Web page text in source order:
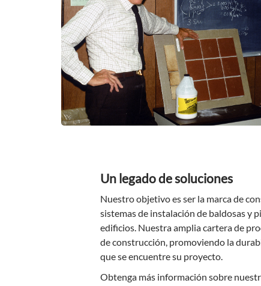
Un legado de soluciones
Nuestro objetivo es ser la marca de
sistemas de instalación de baldosas y
edificios. Nuestra amplia cartera de
de construcción, promoviendo la
que se encuentre su proyecto.
Obtenga más información sobre